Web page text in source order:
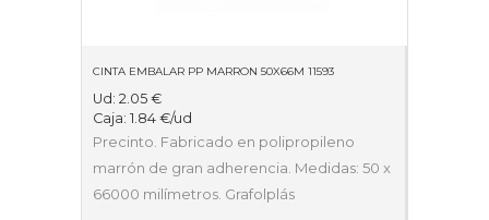
CINTA EMBALAR PP MARRON 50X66M 11593
Ud: 2.05 €
Caja: 1.84 €/ud
Precinto. Fabricado en polipropileno
marrón de gran adherencia. Medidas: 50 x
66000 milímetros. Grafolplás